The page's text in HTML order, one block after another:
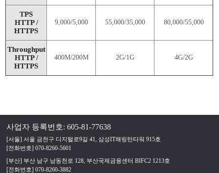
TPS
HTTP /
HTTPS
9,000/5,000 55,000/35,000 80,000/55,000
Throughput
HTTP /
HTTPS
400M/200M 2G/1G 4G/2G
사업자 등록번호: 605-81-77638
[서울] 서울 금천구 디지털로9길 41, 삼성IT해링턴타워 915호
[전화번호] 070-8260-5601
[부산] 부산 남구 남동천로 128, 부산국제금융센터 BIFC2 1213호
[전화번호] 070-8260-3882